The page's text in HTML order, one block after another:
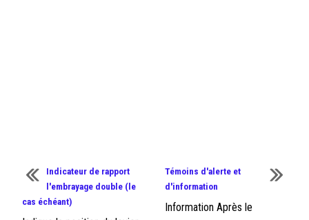
Indicateur de rapport
l'embrayage double (le
cas échéant)
Témoins d'alerte et
d'information
Information Après le